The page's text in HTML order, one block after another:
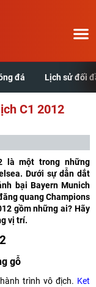
đá Lịch sử đối
C1 2012
là một trong những
Dưới sự dẫn dắt
bại Bayern Munich
quang Champions
gồm những ai? Hãy
vị trí.
gỗ
trình vô địch. Ket